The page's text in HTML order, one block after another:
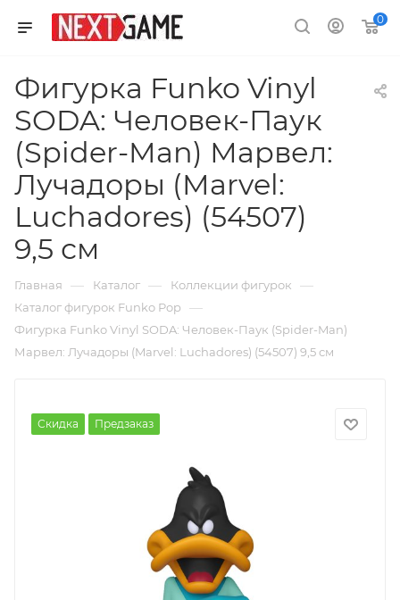
0
Фигурка Funko Vinyl
SODA: Человек-Паук
(Spider-Man) Марвел:
Лучадоры (Marvel:
Luchadores) (54507)
9,5 см
Главная — Каталог — Коллекции фигурок —
Каталог фигурок Funko Pop —
Фигурка Funko Vinyl SODA: Человек-Паук (Spider-Man)
Марвел: Лучадоры (Marvel: Luchadores) (54507) 9,5 см
Скидка Предзаказ